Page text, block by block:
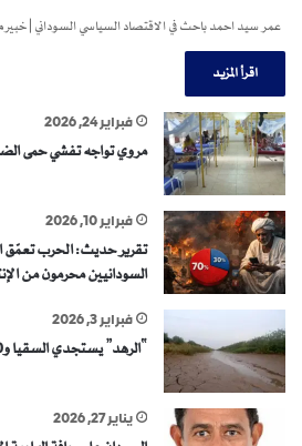
عمر سيد احمد باحث في الاقتصاد السياسي السوداني |
اقرأ المزيد
فبراير 24, 2026
مروي تواجه تفشي حمى
فبراير 10, 2026
السودانيين محرمون من
فبراير 3, 2026
“الرهد” يستجدي السقيا و40 قرية مهددة بالهجرة
يناير 27, 2026